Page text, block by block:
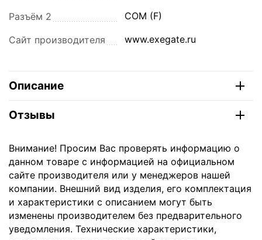
Разъём 2 COM (F)
Сайт производителя www.exegate.ru
Описание
Отзывы
Внимание! Просим Вас проверять информацию о
данном товаре с информацией на официальном
сайте производителя или у менеджеров нашей
компании. Внешний вид изделия, его комплектация
и характеристики с описанием могут быть
изменены производителем без предварительного
уведомления. Технические характеристики,